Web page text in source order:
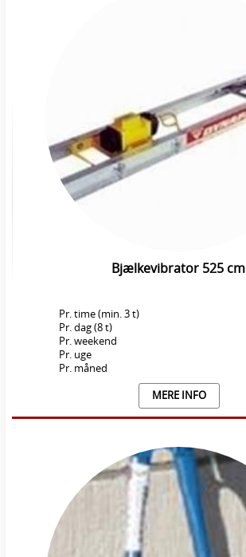
Bjælkevibrator 525 cm
Pr. time (min. 3 t)
Pr. dag (8 t)
Pr. weekend
Pr. uge
Pr. måned
MERE INFO